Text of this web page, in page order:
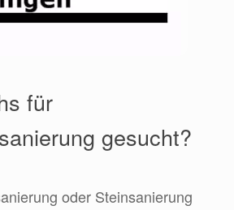
für
gesucht?
oder Steinsanierung